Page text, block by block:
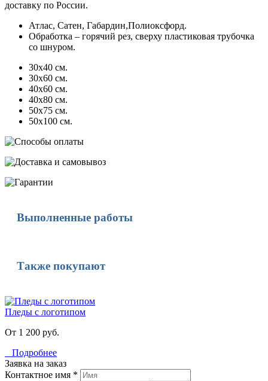
доставку по России.
Атлас, Сатен, Габардин,Полиоксфорд.
Обработка – горячий рез, сверху пластиковая трубочка
со шнуром.
30х40 см.
30х60 см.
40х60 см.
40х80 см.
50х75 см.
50х100 см.
Выполненные работы
Также покупают
Пледы с логотипом
От 1 200 руб.
Подробнее
Заявка на заказ
Контактное имя *